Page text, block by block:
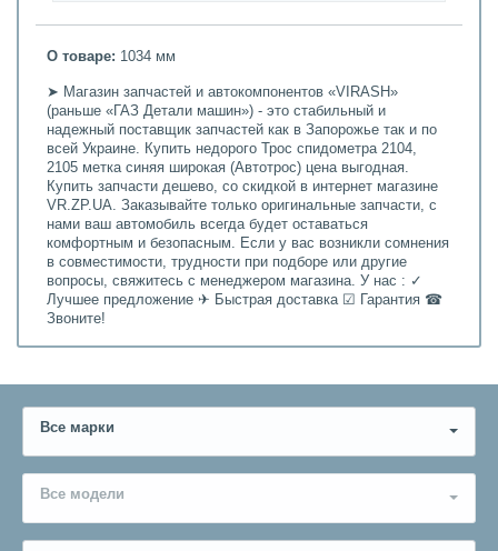
О товаре: 1034 мм
➤ Магазин запчастей и автокомпонентов «VIRASH»
(раньше «ГАЗ Детали машин») - это стабильный и
надежный поставщик запчастей как в Запорожье так и по
всей Украине. Купить недорого Трос спидометра 2104,
2105 метка синяя широкая (Автотрос) цена выгодная.
Купить запчасти дешево, со скидкой в интернет магазине
VR.ZP.UA. Заказывайте только оригинальные запчасти, с
нами ваш автомобиль всегда будет оставаться
комфортным и безопасным. Если у вас возникли сомнения
в совместимости, трудности при подборе или другие
вопросы, свяжитесь с менеджером магазина. У нас : ✓
Лучшее предложение ✈ Быстрая доставка ☑ Гарантия ☎
Звоните!
Все марки
Все модели